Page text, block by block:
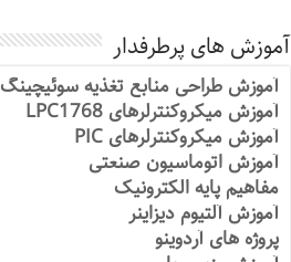
آموزش های پرطرفدار
آموزش طراحی منابع تغذیه سوئیچینگ
آموزش میکروکنترلرهای LPC1768
آموزش میکروکنترلرهای PIC
آموزش اتوماسیون صنعتی
مفاهیم پایه الکترونیک
آموزش آلتیوم دیزاینر
پروژه های آردوینو